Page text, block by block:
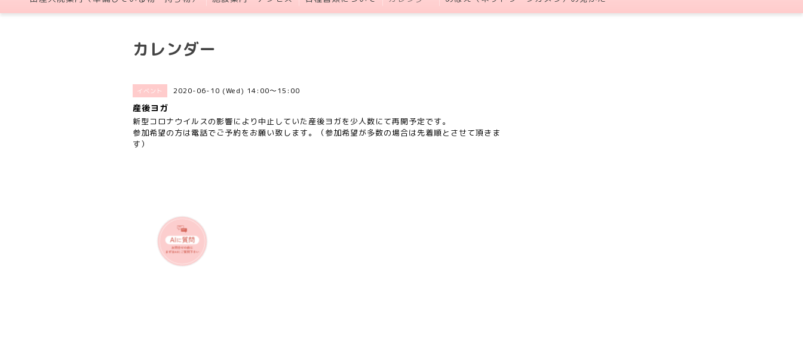
カレンダー
イベント 2020-06-10 (Wed) 14:00～15:00
産後ヨガ
新型コロナウイルスの影響により中止していた産後ヨガを少人数にて再開予定です。
参加希望の方は電話でご予約をお願い致します。（参加希望が多数の場合は先着順とさせて頂きま
す）